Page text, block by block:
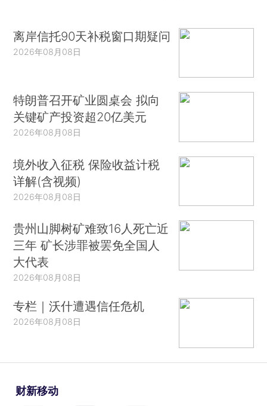
离岸信托90天补税窗口期疑问
2026年08月08日
特朗普召开矿业圆桌会 拟向
关键矿产投资超20亿美元
2026年08月08日
境外收入征税 保险收益计税
详解(含视频)
2026年08月08日
贵州山脚树矿难致16人死亡近
三年 矿长涉罪被罢免全国人
大代表
2026年08月08日
专栏｜沃什遭遇信任危机
2026年08月08日
财新移动